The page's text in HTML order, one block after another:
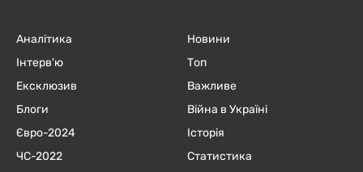
Аналітика
Інтерв'ю
Ексклюзив
Блоги
Євро-2024
ЧC-2022
Новини
Топ
Важливе
Війна в Україні
Історія
Статистика